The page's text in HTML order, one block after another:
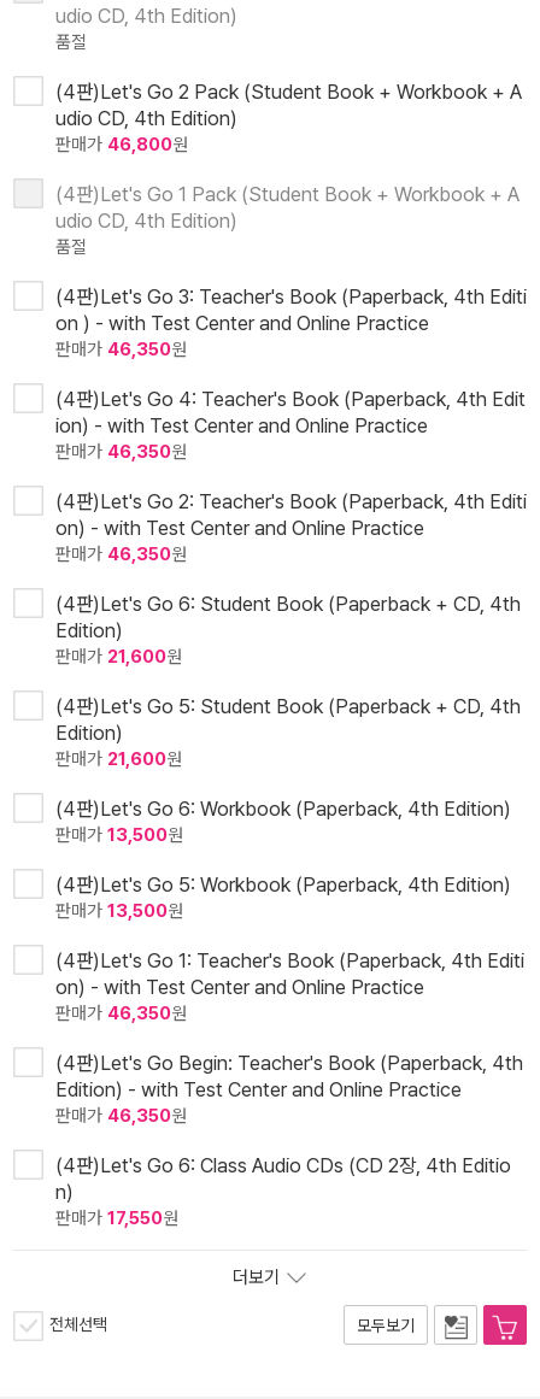
udio CD, 4th Edition)
품절
(4판)Let's Go 2 Pack (Student Book + Workbook + A
udio CD, 4th Edition)
판매가 46,800원
(4판)Let's Go 1 Pack (Student Book + Workbook + A
udio CD, 4th Edition)
품절
(4판)Let's Go 3: Teacher's Book (Paperback, 4th Editi
on ) - with Test Center and Online Practice
판매가 46,350원
(4판)Let's Go 4: Teacher's Book (Paperback, 4th Edit
ion) - with Test Center and Online Practice
판매가 46,350원
(4판)Let's Go 2: Teacher's Book (Paperback, 4th Editi
on) - with Test Center and Online Practice
판매가 46,350원
(4판)Let's Go 6: Student Book (Paperback + CD, 4th
Edition)
판매가 21,600원
(4판)Let's Go 5: Student Book (Paperback + CD, 4th
Edition)
판매가 21,600원
(4판)Let's Go 6: Workbook (Paperback, 4th Edition)
판매가 13,500원
(4판)Let's Go 5: Workbook (Paperback, 4th Edition)
판매가 13,500원
(4판)Let's Go 1: Teacher's Book (Paperback, 4th Editi
on) - with Test Center and Online Practice
판매가 46,350원
(4판)Let's Go Begin: Teacher's Book (Paperback, 4th
Edition) - with Test Center and Online Practice
판매가 46,350원
(4판)Let's Go 6: Class Audio CDs (CD 2장, 4th Editio
n)
판매가 17,550원
더보기
전체선택 모두보기